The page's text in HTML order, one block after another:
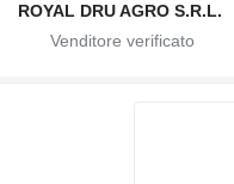
ROYAL DRU AGRO S.R.L.